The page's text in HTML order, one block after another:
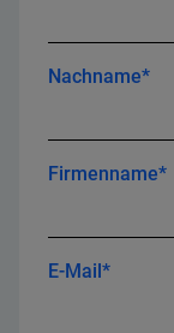
Nachname*
Firmenname*
E-Mail*